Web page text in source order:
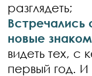
разглядеть;
Встречались
новые
видеть тех,
первый год. И